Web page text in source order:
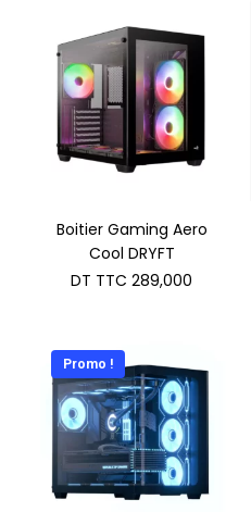
Boitier Gaming Aero
Cool DRYFT
DT TTC 289,000
Promo !